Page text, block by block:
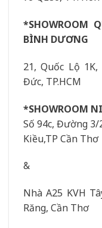
*SHOWROOM
BÌNH DƯƠNG
21, Quốc Lộ
Đức, TP.HCM
*SHOWROOM
Số 94c, Đường
Kiều,TP Cần Thơ
&
Nhà A25 KVH
Răng, Cần Thơ